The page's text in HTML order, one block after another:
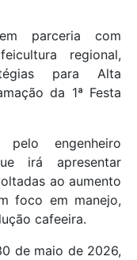
parceria com
regional,
para Alta
da 1ª Festa
engenheiro
irá apresentar
ao aumento
foco em manejo,
cafeeira.
de maio de 2026,